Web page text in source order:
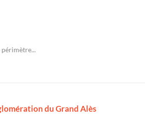
du Grand Alès